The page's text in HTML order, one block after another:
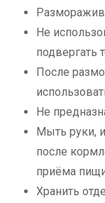
Не
подвергать
После
Не
Мыть руки,
после
приёма
Хранить